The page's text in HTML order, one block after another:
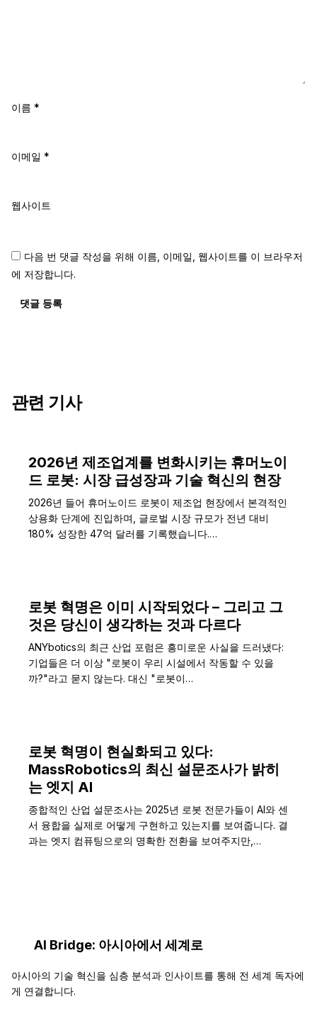
이름 *
이메일 *
웹사이트
다음 번 댓글 작성을 위해 이름, 이메일, 웹사이트를 이 브라우저
에 저장합니다.
댓글 등록
관련 기사
2026년 제조업계를 변화시키는 휴머노이
드 로봇: 시장 급성장과 기술 혁신의 현장
2026년 들어 휴머노이드 로봇이 제조업 현장에서 본격적인
상용화 단계에 진입하며, 글로벌 시장 규모가 전년 대비
180% 성장한 47억 달러를 기록했습니다.…
로봇 혁명은 이미 시작되었다 – 그리고 그
것은 당신이 생각하는 것과 다르다
ANYbotics의 최근 산업 포럼은 흥미로운 사실을 드러냈다:
기업들은 더 이상 "로봇이 우리 시설에서 작동할 수 있을
까?"라고 묻지 않는다. 대신 "로봇이…
로봇 혁명이 현실화되고 있다:
MassRobotics의 최신 설문조사가 밝히
는 엣지 AI
종합적인 산업 설문조사는 2025년 로봇 전문가들이 AI와 센
서 융합을 실제로 어떻게 구현하고 있는지를 보여줍니다. 결
과는 엣지 컴퓨팅으로의 명확한 전환을 보여주지만,…
AI Bridge: 아시아에서 세계로
아시아의 기술 혁신을 심층 분석과 인사이트를 통해 전 세계 독자에
게 연결합니다.